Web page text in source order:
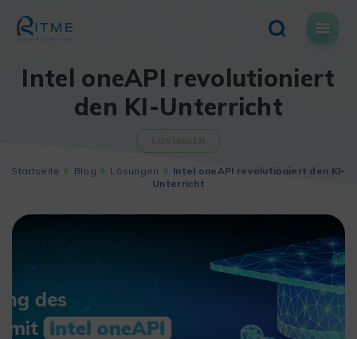
content
Intel oneAPI revolutioniert
den KI-Unterricht
LÖSUNGEN
Startseite Blog Lösungen
Intel oneAPI revolutioniert den KI-
Unterricht